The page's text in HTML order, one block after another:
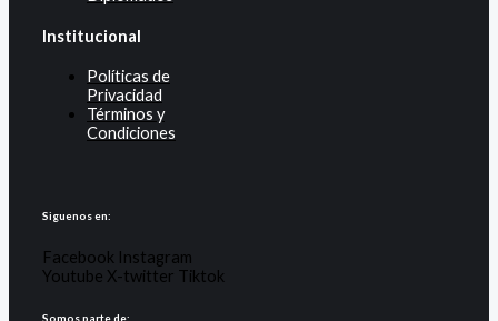
Institucional
Políticas de
Privacidad
Términos y
Condiciones
Siguenos en:
Facebook Instagram
Youtube X-twitter Tiktok
Somos parte de: